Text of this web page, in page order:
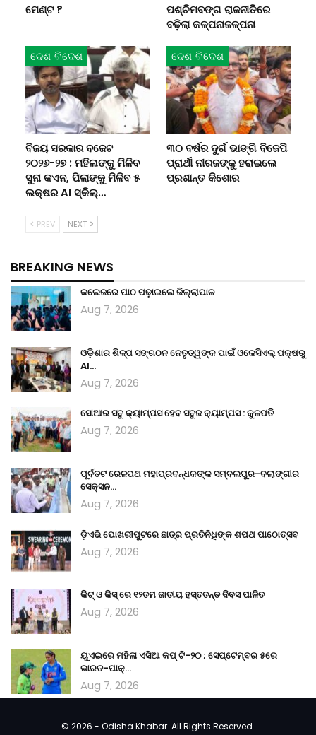
ମେଣ୍ଟ ?
ପଶ୍ଚିମବଙ୍ଗ ରାଜନୀତିରେ
ବଢ଼ିଲା କଳ୍ପନାଜଳ୍ପନା
ଦେଶ ବିଦେଶ
ବିଜୟ ସରକାର ବଜେଟ
୨୦୨୬-୨୭ : ମହିଳାଙ୍କୁ ମିଳିବ
ସୁନା କଏନ, ପିଲାଙ୍କୁ ମିଳିବ ୫
ଲକ୍ଷର AI ସ୍କିଲ୍…
ଦେଶ ବିଦେଶ
୩୦ ବର୍ଷର ଦୁର୍ଗ ଭାଙ୍ଗି ବିଜେପି
ପ୍ରାର୍ଥୀ ନୀରଜଙ୍କୁ ହରାଇଲେ
ପ୍ରଶାନ୍ତ କିଶୋର
PREV NEXT
BREAKING NEWS
କଲେଜରେ ପାଠ ପଢ଼ାଇଲେ ଜିଲ୍ଲାପାଳ
Aug 7, 2026
ଓଡ଼ିଶାର ଶିଳ୍ପ ସଙ୍ଗଠନ ନେତୃତ୍ୱଙ୍କ ପାଇଁ ଓକେସିଏଲ୍ ପକ୍ଷରୁ
AI…
Aug 7, 2026
ସୋଆର ସବୁ କ୍ୟାମ୍ପସ ହେବ ସବୁଜ କ୍ୟାମ୍ପସ : କୁଳପତି
Aug 7, 2026
ପୂର୍ବତଟ ରେଳପଥ ମହାପ୍ରବନ୍ଧକଙ୍କ ସମ୍ବଲପୁର-ବଲାଙ୍ଗୀର
ସେକ୍ସନ…
Aug 7, 2026
ଡ଼ିଏଭି ପୋଖରୀପୁଟରେ ଛାତ୍ର ପ୍ରତିନିଧିଙ୍କ ଶପଥ ପାଠୋତ୍ସବ
Aug 7, 2026
କିଟ୍‍ ଓ କିସ୍‍ ରେ ୧୨ତମ ଜାତୀୟ ହସ୍ତତନ୍ତ ଦିବସ ପାଳିତ
Aug 7, 2026
ୟୁଏଇରେ ମହିଳା ଏସିଆ କପ୍‌ ଟି-୨୦ ; ସେପ୍ଟେମ୍ବର ୫ରେ
ଭାରତ-ପାକ୍‌…
Aug 7, 2026
© 2026 - Odisha Khabar. All Rights Reserved.